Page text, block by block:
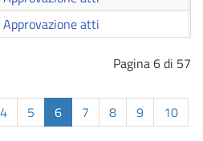
atti
Pagina 6 di 57
4 5 6 7 8 9 10